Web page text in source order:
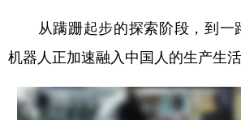
从蹒跚起步的探索阶段，到一
机器人正加速融入中国人的生产生活